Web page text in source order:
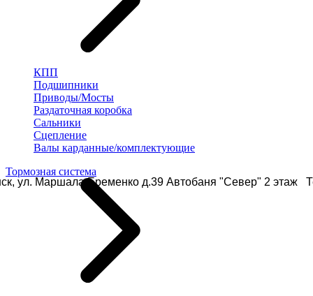
ул. Маршала Еременко д.39 Автобаня "Север" 2 этаж
КПП
Подшипники
Приводы/Мосты
Раздаточная коробка
Сальники
Сцепление
Валы карданные/комплектующие
Тормозная система